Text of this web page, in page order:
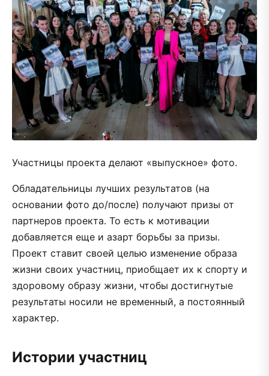
Участницы проекта делают «выпускное» фото.
Обладательницы лучших результатов (на
основании фото до/после) получают призы от
партнеров проекта. То есть к мотивации
добавляется еще и азарт борьбы за призы.
Проект ставит своей целью изменение образа
жизни своих участниц, приобщает их к спорту и
здоровому образу жизни, чтобы достигнутые
результаты носили не временный, а постоянный
характер.
Истории участниц